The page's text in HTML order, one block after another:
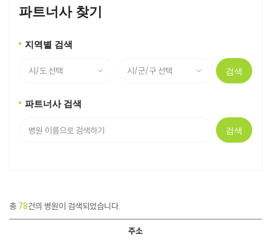
파트너사 찾기
지역별 검색
검색
파트너사 검색
검색
총 78건의 병원이 검색되었습니다.
주소